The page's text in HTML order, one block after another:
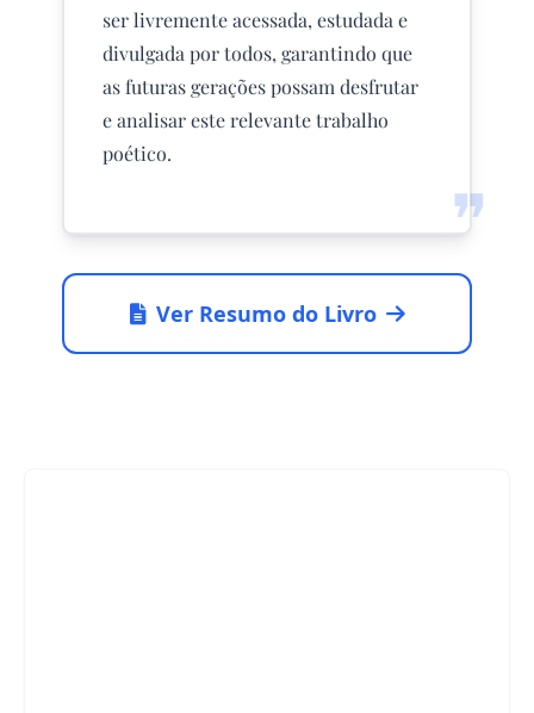
❞
ser livremente acessada, estudada e
divulgada por todos, garantindo que
as futuras gerações possam desfrutar
e analisar este relevante trabalho
poético.
Ver Resumo do Livro